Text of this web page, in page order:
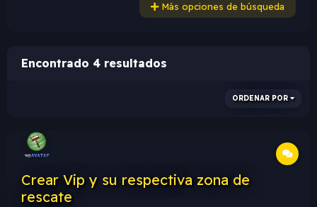
Más opciones de búsqueda
Encontrado 4 resultados
ORDENAR POR
Crear Vip y su respectiva zona de
rescate